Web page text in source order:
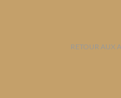
RETOUR AUX